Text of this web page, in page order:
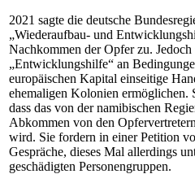
2021 sagte die deutsche
„Wiederaufbau- und
Nachkommen der Opfer zu.
„Entwicklungshilfe“ an
europäischen Kapital einseitige
ehemaligen Kolonien ermöglichen.
dass das von der namibischen
Abkommen von den
wird. Sie fordern in einer Petition
Gespräche, dieses Mal allerdings
geschädigten Personengruppen.